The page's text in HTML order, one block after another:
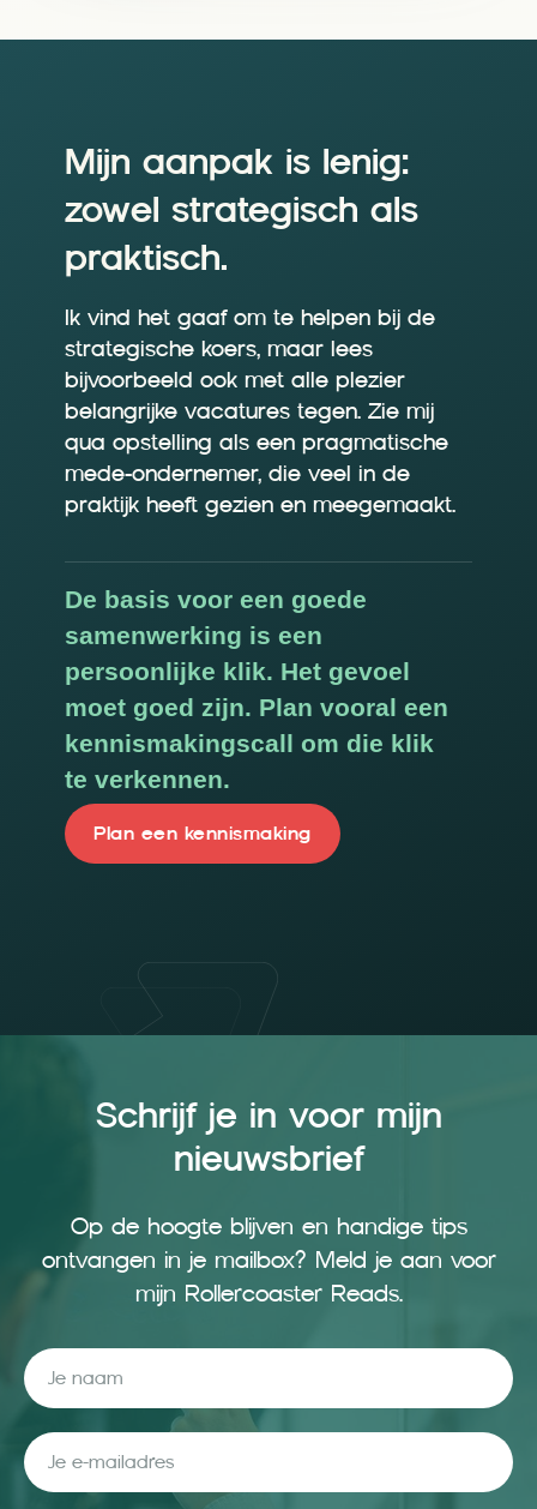
Plan een kennismaking
De basis voor een goede
samenwerking is een
persoonlijke klik. Het gevoel
moet goed zijn. Plan vooral een
kennismakingscall om die klik
te verkennen.
Mijn aanpak is lenig:
zowel strategisch als
praktisch.
Ik vind het gaaf om te helpen bij de
strategische koers, maar lees
bijvoorbeeld ook met alle plezier
belangrijke vacatures tegen. Zie mij
qua opstelling als een pragmatische
mede-ondernemer, die veel in de
praktijk heeft gezien en meegemaakt.
Schrijf je in voor mijn
nieuwsbrief
Op de hoogte blijven en handige tips
ontvangen in je mailbox? Meld je aan voor
mijn Rollercoaster Reads.
Je naam
Je e-mailadres